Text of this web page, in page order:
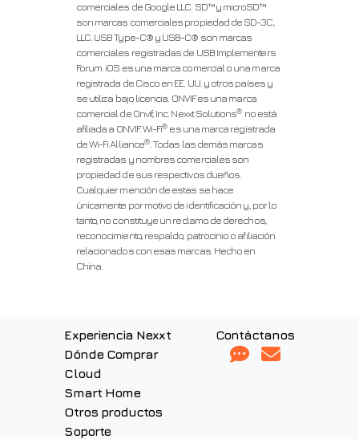
comerciales de Google LLC. SD™ y microSD™
son marcas comerciales propiedad de SD-3C,
LLC. USB Type-C® y USB-C® son marcas
comerciales registradas de USB Implementers
Forum. iOS es una marca comercial o una marca
registrada de Cisco en EE. UU. y otros países y
se utiliza bajo licencia. ONVIF es una marca
comercial de Onvif, Inc. Nexxt Solutions® no está
afiliada a ONVIF. Wi-Fi® es una marca registrada
de Wi-Fi Alliance®. Todas las demás marcas
registradas y nombres comerciales son
propiedad de sus respectivos dueños.
Cualquier mención de estas se hace
únicamente por motivo de identificación y, por lo
tanto, no constituye un reclamo de derechos,
reconocimiento, respaldo, patrocinio o afiliación
relacionados con esas marcas. Hecho en
China.
Experiencia Nexxt
Dónde Comprar
Cloud
Smart Home
Otros productos
Soporte
Contáctanos